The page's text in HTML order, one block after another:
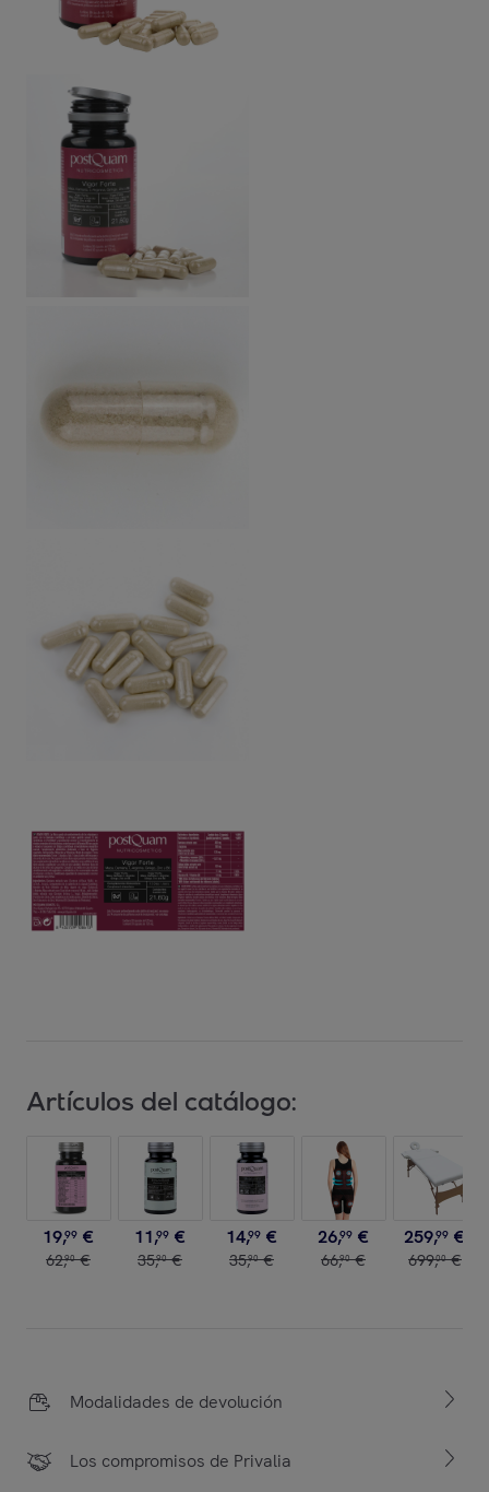
Artículos del catálogo:
19,99 €
62,90 €
11,99 €
35,90 €
14,99 €
35,90 €
26,99 €
66,90 €
259,99 €
699,00 €
Modalidades de devolución
Los compromisos de Privalia